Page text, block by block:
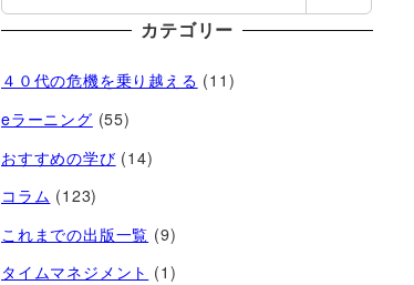
カテゴリー
４０代の危機を乗り越える (11)
eラーニング (55)
おすすめの学び (14)
コラム (123)
これまでの出版一覧 (9)
タイムマネジメント (1)